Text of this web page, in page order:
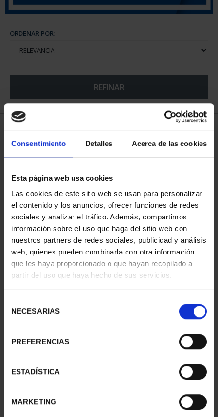
Consentimiento Detalles Acerca de las cookies
Esta página web usa cookies
Las cookies de este sitio web se usan para personalizar
el contenido y los anuncios, ofrecer funciones de redes
sociales y analizar el tráfico. Además, compartimos
información sobre el uso que haga del sitio web con
nuestros partners de redes sociales, publicidad y análisis
web, quienes pueden combinarla con otra información
que les haya proporcionado o que hayan recopilado a
partir del uso que haya hecho de sus servicios.
NECESARIAS
PREFERENCIAS
ESTADÍSTICA
MARKETING
ORDENAR POR:
REFINAR
5 Productos encontrados
SUSCRIPCIÓN
CAPITALES DE
PROVINCIA 1
949,00 €
Sólo para usuarios
registrados
SUSCRIPCIÓN
CAPITALES DE
PROVINCIA 2
949,00 €
Sólo para usuarios
registrados